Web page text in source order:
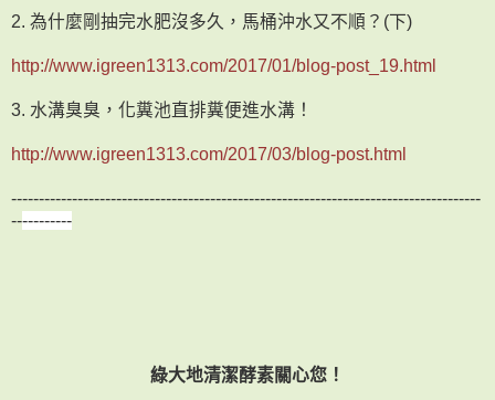
2. 為什麼剛抽完水肥沒多久，馬桶沖水又不順？(下)
http://www.igreen1313.com/2017/01/blog-post_19.html
3. 水溝臭臭，化糞池直排糞便進水溝！
http://www.igreen1313.com/2017/03/blog-post.html
-------------------------------------------------------------------------------------
-----------
綠大地清潔酵素關心您！